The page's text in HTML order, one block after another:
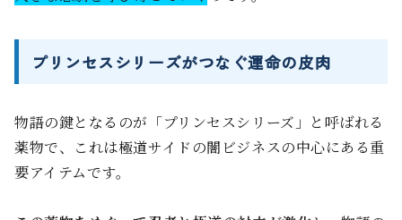
プリンセスシリーズがつなぐ運命の皮肉
物語の鍵となるのが「プリンセスシリーズ」と呼ばれる
薬物で、これは極道サイドの闇ビジネスの中心にある重
要アイテムです。